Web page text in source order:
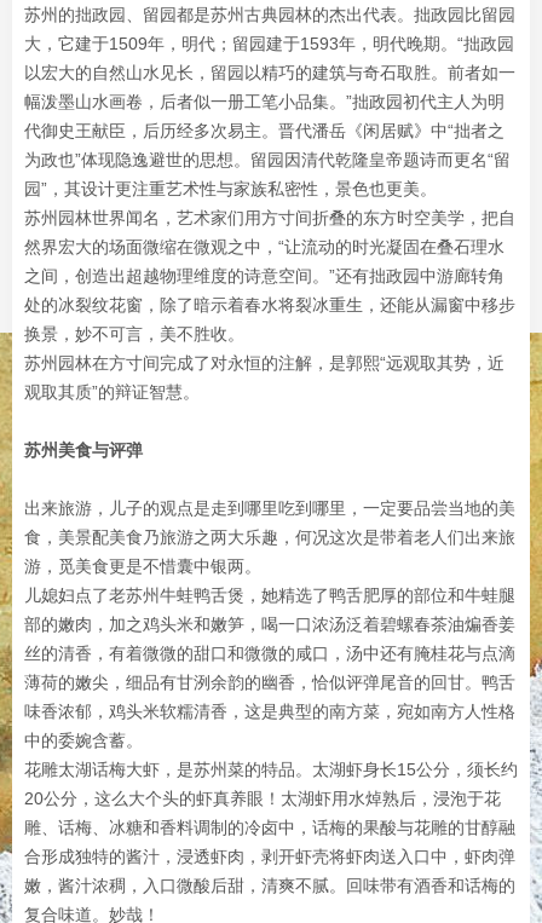
苏州的拙政园、留园都是苏州古典园林的杰出代表。拙政园比留园
大，它建于1509年，明代；留园建于1593年，明代晚期。“拙政园
以宏大的自然山水见长，留园以精巧的建筑与奇石取胜。前者如一
幅泼墨山水画卷，后者似一册工笔小品集。”拙政园初代主人为明
代御史王献臣，后历经多次易主。晋代潘岳《闲居赋》中“拙者之
为政也”体现隐逸避世的思想。留园因清代乾隆皇帝题诗而更名“留
园”，其设计更注重艺术性与家族私密性，景色也更美。
苏州园林世界闻名，艺术家们用方寸间折叠的东方时空美学，把自
然界宏大的场面微缩在微观之中，“让流动的时光凝固在叠石理水
之间，创造出超越物理维度的诗意空间。”还有拙政园中游廊转角
处的冰裂纹花窗，除了暗示着春水将裂冰重生，还能从漏窗中移步
换景，妙不可言，美不胜收。
苏州园林在方寸间完成了对永恒的注解，是郭熙“远观取其势，近
观取其质”的辩证智慧。
苏州美食与评弹
出来旅游，儿子的观点是走到哪里吃到哪里，一定要品尝当地的美
食，美景配美食乃旅游之两大乐趣，何况这次是带着老人们出来旅
游，觅美食更是不惜囊中银两。
儿媳妇点了老苏州牛蛙鸭舌煲，她精选了鸭舌肥厚的部位和牛蛙腿
部的嫩肉，加之鸡头米和嫩笋，喝一口浓汤泛着碧螺春茶油煸香姜
丝的清香，有着微微的甜口和微微的咸口，汤中还有腌桂花与点滴
薄荷的嫩尖，细品有甘洌余韵的幽香，恰似评弹尾音的回甘。鸭舌
味香浓郁，鸡头米软糯清香，这是典型的南方菜，宛如南方人性格
中的委婉含蓄。
花雕太湖话梅大虾，是苏州菜的特品。太湖虾身长15公分，须长约
20公分，这么大个头的虾真养眼！太湖虾用水焯熟后，浸泡于花
雕、话梅、冰糖和香料调制的冷卤中，话梅的果酸与花雕的甘醇融
合形成独特的酱汁，浸透虾肉，剥开虾壳将虾肉送入口中，虾肉弹
嫩，酱汁浓稠，入口微酸后甜，清爽不腻。回味带有酒香和话梅的
复合味道。妙哉！